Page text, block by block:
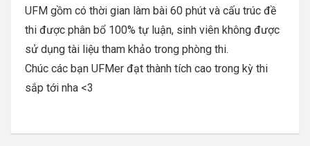
UFM gồm có thời gian làm bài 60 phút và cấu trúc đề
thi được phân bổ 100% tự luận, sinh viên không được
sử dụng tài liệu tham khảo trong phòng thi.
Chúc các bạn UFMer đạt thành tích cao trong kỳ thi
sắp tới nha <3